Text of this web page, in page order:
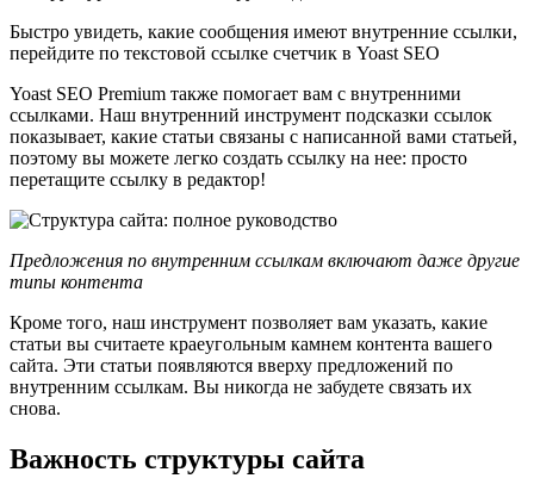
Быстро увидеть, какие сообщения имеют внутренние ссылки,
перейдите по текстовой ссылке счетчик в Yoast SEO
Yoast SEO Premium также помогает вам с внутренними
ссылками. Наш внутренний инструмент подсказки ссылок
показывает, какие статьи связаны с написанной вами статьей,
поэтому вы можете легко создать ссылку на нее: просто
перетащите ссылку в редактор!
Предложения по внутренним ссылкам включают даже другие
типы контента
Кроме того, наш инструмент позволяет вам указать, какие
статьи вы считаете краеугольным камнем контента вашего
сайта. Эти статьи появляются вверху предложений по
внутренним ссылкам. Вы никогда не забудете связать их
снова.
Важность структуры сайта